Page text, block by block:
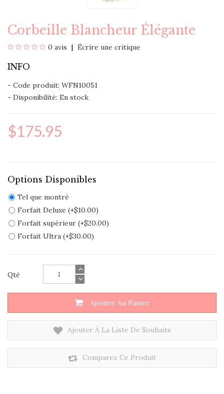
Corbeille Blancheur Élégante
0 avis Écrire une critique
INFO
- Code produit: WFN10051
- Disponibilité: En stock
$175.95
Options Disponibles
Tel que montré
Forfait Deluxe (+$10.00)
Forfait supérieur (+$20.00)
Forfait Ultra (+$30.00)
Qté
Ajouter Au Panier
Ajouter À La Liste De Souhaits
Comparez Ce Produit